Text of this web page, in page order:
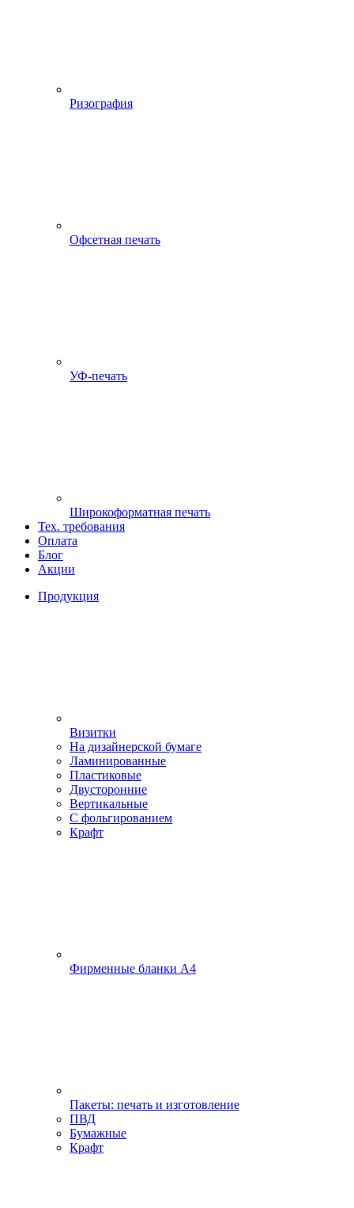
Ризография
Офсетная печать
УФ-печать
Широкоформатная печать
Тех. требования
Оплата
Блог
Акции
Продукция
Визитки
На дизайнерской бумаге
Ламинированные
Пластиковые
Двусторонние
Вертикальные
С фольгированием
Крафт
Фирменные бланки А4
Пакеты: печать и изготовление
ПВД
Бумажные
Крафт